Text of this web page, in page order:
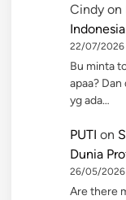
Cindy on
22/07/2026
Bu minta
apaa?
yg ada…
PUTI on
Dunia
26/05/2026
Are there